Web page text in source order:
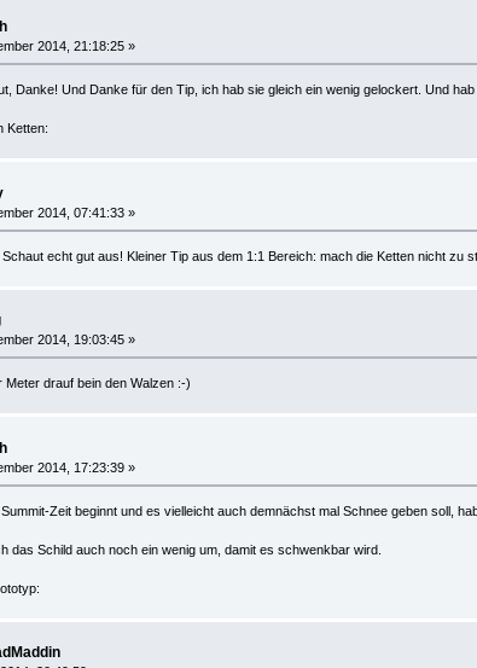
2014, 21:18:25 »
Danke! Und Danke für den Tip, ich hab sie gleich ein wenig gelockert. Und
Ketten:
2014, 07:41:33 »
echt gut aus! Kleiner Tip aus dem 1:1 Bereich: mach die Ketten nicht zu
2014, 19:03:45 »
Meter drauf bein den Walzen :-)
2014, 17:23:39 »
Zeit beginnt und es vielleicht auch demnächst mal Schnee geben soll,
das Schild auch noch ein wenig um, damit es schwenkbar wird.